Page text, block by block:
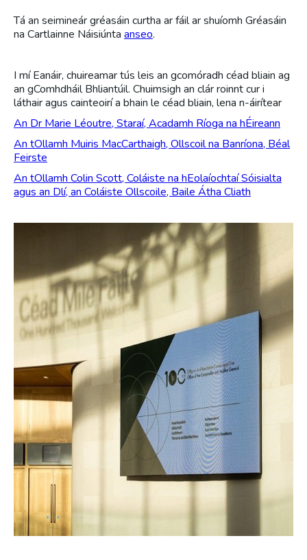
Tá an seimineár gréasáin curtha ar fáil ar shuíomh Gréasáin
na Cartlainne Náisiúnta anseo.
I mí Eanáir, chuireamar tús leis an gcomóradh céad bliain ag
an gComhdháil Bhliantúil. Chuimsigh an clár roinnt cur i
láthair agus cainteoirí a bhain le céad bliain, lena n-áirítear
An Dr Marie Léoutre, Staraí, Acadamh Ríoga na hÉireann
An tOllamh Muiris MacCarthaigh, Ollscoil na Banríona, Béal
Feirste
An tOllamh Colin Scott, Coláiste na hEolaíochtaí Sóisialta
agus an Dlí, an Coláiste Ollscoile, Baile Átha Cliath